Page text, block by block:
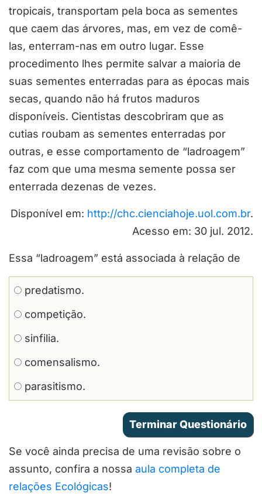
tropicais, transportam pela boca as sementes
que caem das árvores, mas, em vez de comê-
las, enterram-nas em outro lugar. Esse
procedimento lhes permite salvar a maioria de
suas sementes enterradas para as épocas mais
secas, quando não há frutos maduros
disponíveis. Cientistas descobriram que as
cutias roubam as sementes enterradas por
outras, e esse comportamento de “ladroagem”
faz com que uma mesma semente possa ser
enterrada dezenas de vezes.
Disponível em: http://chc.cienciahoje.uol.com.br.
Acesso em: 30 jul. 2012.
Essa “ladroagem” está associada à relação de
predatismo.
competição.
sinfilia.
comensalismo.
parasitismo.
Se você ainda precisa de uma revisão sobre o
assunto, confira a nossa aula completa de
relações Ecológicas!